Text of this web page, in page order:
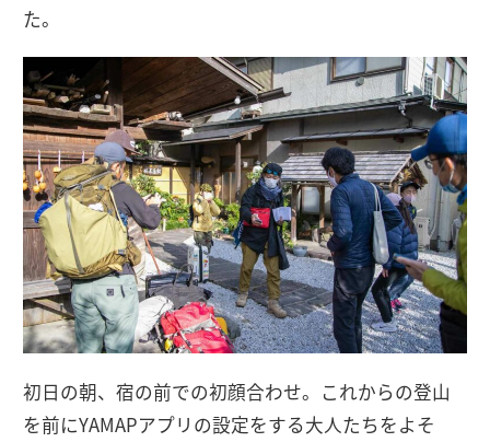
た。
初日の朝、宿の前での初顔合わせ。これからの登山
を前にYAMAPアプリの設定をする大人たちをよそ